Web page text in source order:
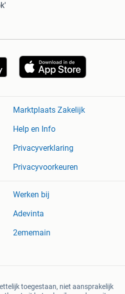
Marktplaats Zakelijk
Help en Info
Privacyverklaring
Privacyvoorkeuren
Werken bij
Adevinta
2ememain
toegestaan, niet aansprakelijk